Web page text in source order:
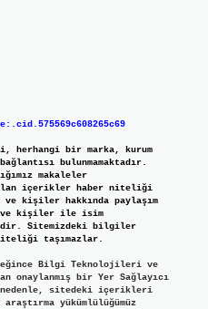
herhangi bir marka, kurum
bulunmamaktadır.
makaleler
alan içerikler haber niteliği
ve kişiler hakkında paylaşım
ve kişiler ile isim
Sitemizdeki bilgiler
taşımazlar.
Bilgi Teknolojileri ve
onaylanmış bir Yer Sağlayıcı
nedenle, sitedeki içerikleri
yükümlülüğümüz